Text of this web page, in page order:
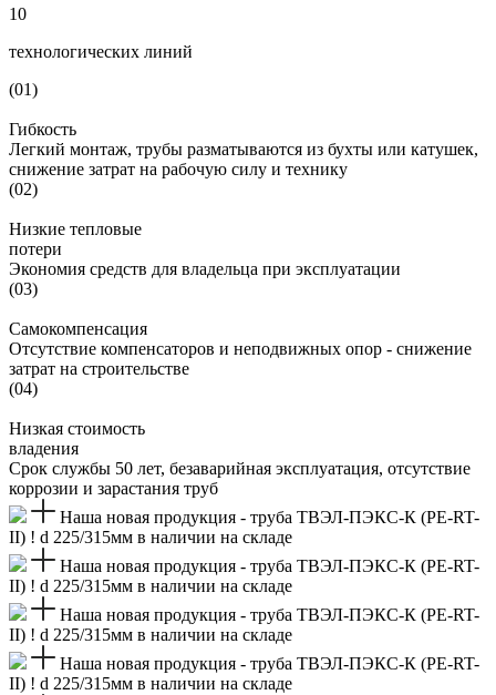
10
технологических линий
(01)
Гибкость
Легкий монтаж, трубы разматываются из бухты или катушек,
снижение затрат на рабочую силу и технику
(02)
Низкие тепловые
потери
Экономия средств для владельца при эксплуатации
(03)
Самокомпенсация
Отсутствие компенсаторов и неподвижных опор - снижение
затрат на строительстве
(04)
Низкая стоимость
владения
Cрок службы 50 лет, безаварийная эксплуатация, отсутствие
коррозии и зарастания труб
Наша новая продукция - труба ТВЭЛ-ПЭКС-К (PE-RT-
II) ! d 225/315мм в наличии на складе
Наша новая продукция - труба ТВЭЛ-ПЭКС-К (PE-RT-
II) ! d 225/315мм в наличии на складе
Наша новая продукция - труба ТВЭЛ-ПЭКС-К (PE-RT-
II) ! d 225/315мм в наличии на складе
Наша новая продукция - труба ТВЭЛ-ПЭКС-К (PE-RT-
II) ! d 225/315мм в наличии на складе